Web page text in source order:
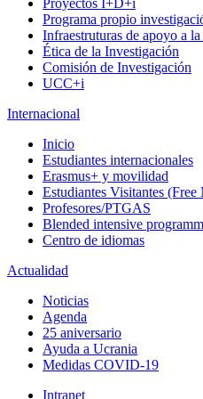
Proyectos I+D+i
Programa propio
Infraestruturas de apoyo a
Ética de la Investigación
Comisión de Investigación
UCC+i
Internacional
Inicio
Estudiantes internacionales
Erasmus+ y movilidad
Estudiantes Visitantes (Free
Profesores/PTGAS
Blended intensive
Centro de idiomas
Actualidad
Noticias
Agenda
25 aniversario
Ayuda a Ucrania
Medidas COVID-19
Intranet